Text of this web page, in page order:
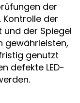
der
Kontrolle der
der Spiegel
gewährleisten,
genutzt
defekte LED-